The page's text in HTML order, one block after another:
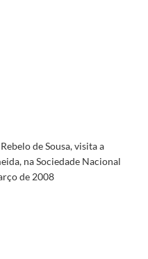
de Sousa, visita a
na Sociedade Nacional
de 2008